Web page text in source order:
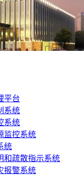
平台
系统
系统
监控系统
统
和疏散指示系统
报警系统